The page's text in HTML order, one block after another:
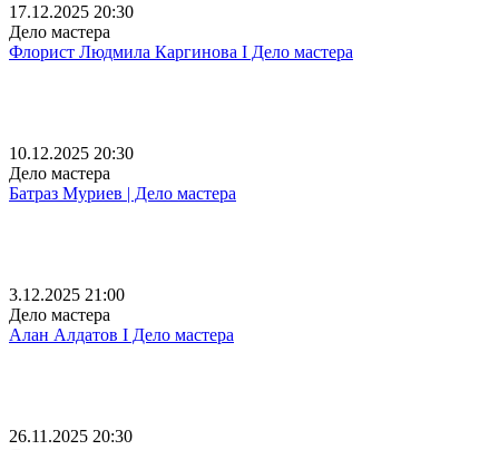
17.12.2025 20:30
Дело мастера
Флорист Людмила Каргинова I Дело мастера
10.12.2025 20:30
Дело мастера
Батраз Муриев | Дело мастера
3.12.2025 21:00
Дело мастера
Алан Алдатов I Дело мастера
26.11.2025 20:30